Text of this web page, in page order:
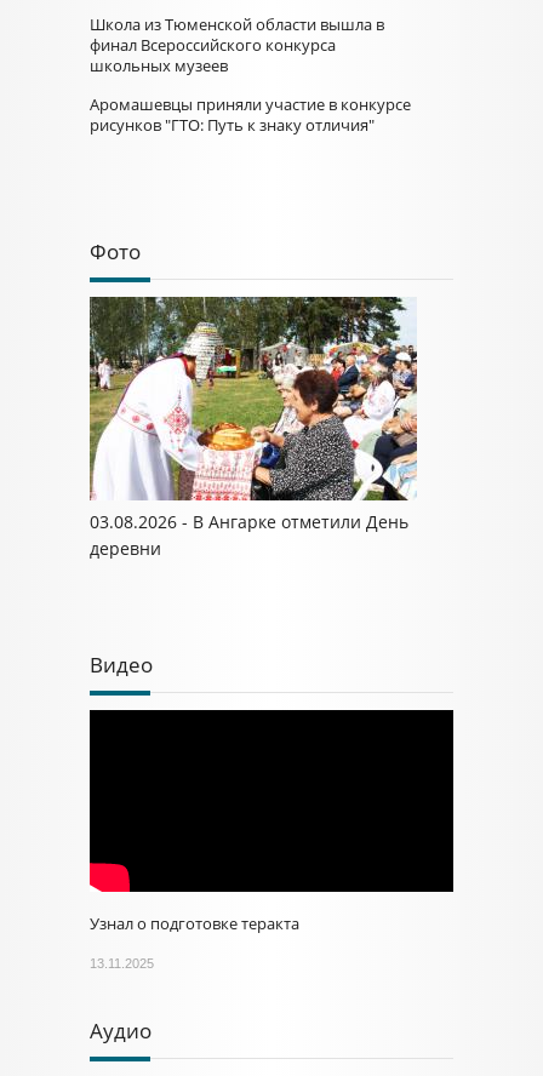
Школа из Тюменской области вышла в
финал Всероссийского конкурса
школьных музеев
Аромашевцы приняли участие в конкурсе
рисунков "ГТО: Путь к знаку отличия"
Фото
03.08.2026 - В Ангарке отметили День
деревни
Видео
Узнал о подготовке теракта
13.11.2025
Аудио